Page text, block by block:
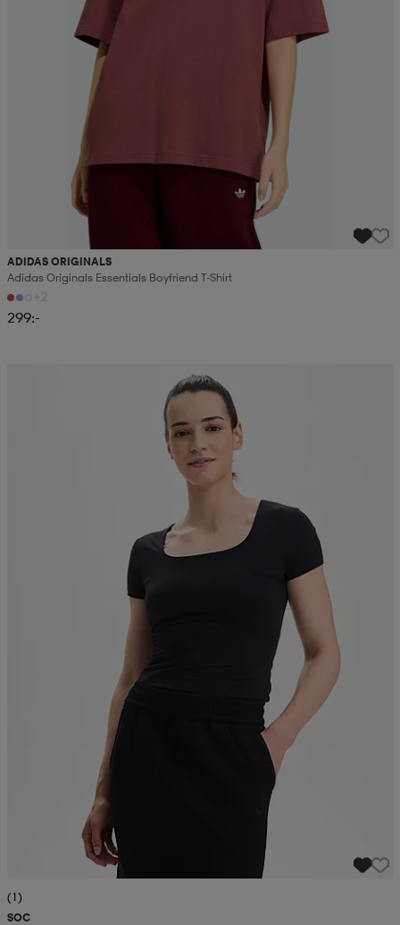
ADIDAS ORIGINALS
Adidas Originals Essentials Boyfriend T-Shirt
+2
299:-
(1)
SOC